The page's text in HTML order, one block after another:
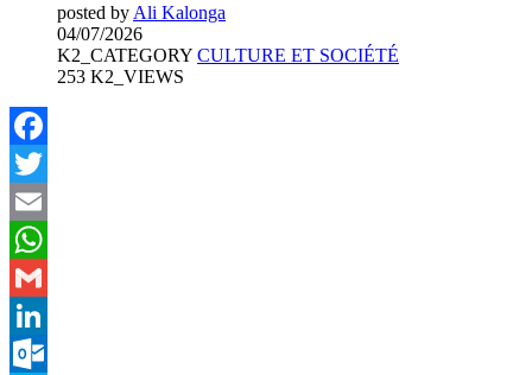
posted by Ali Kalonga
04/07/2026
K2_CATEGORY CULTURE ET SOCIÉTÉ
253 K2_VIEWS
Facebook
Twitter
Email
WhatsApp
Gmail
LinkedIn